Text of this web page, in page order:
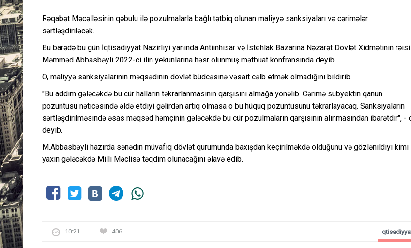
Rəqabət Məcəlləsinin qəbulu ilə pozulmalarla bağlı tətbiq olunan maliyyə sanksiyaları və cərimələr
sərtləşdiriləcək.
Bu barədə bu gün İqtisadiyyat Nazirliyi yanında Antiinhisar və İstehlak Bazarına Nəzarət Dövlət Xidmətinin rəisi
Məmməd Abbasbəyli 2022-ci ilin yekunlarına həsr olunmuş mətbuat konfransında deyib.
O, maliyyə sanksiyalarının məqsədinin dövlət büdcəsinə vəsait cəlb etmək olmadığını bildirib.
"Bu addım gələcəkdə bu cür halların təkrarlanmasının qarşısını almağa yönəlib. Cərimə subyektin qanun
pozuntusu nəticəsində əldə etdiyi gəlirdən artıq olmasa o bu hüquq pozuntusunu təkrarlayacaq. Sanksiyaların
sərtləşdirilməsində əsas məqsəd həmçinin gələcəkdə bu cür pozulmaların qarşısının alınmasından ibarətdir", -
deyib.
M.Abbasbəyli hazırda sənədin müvafiq dövlət qurumunda baxışdan keçirilməkdə olduğunu və gözlənildiyi kimi
yaxın gələcəkdə Milli Məclisə təqdim olunacağını əlavə edib.
10:21 406